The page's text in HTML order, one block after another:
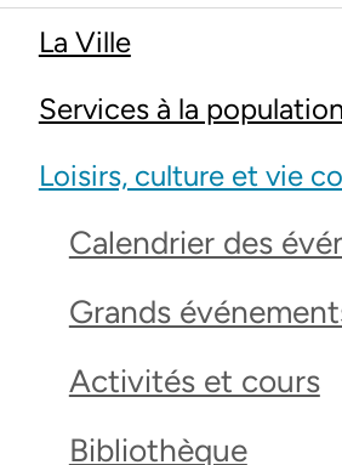
La Ville
Services à la population
Loisirs, culture et vie
Calendrier des
Grands
Activités et cours
Bibliothèque